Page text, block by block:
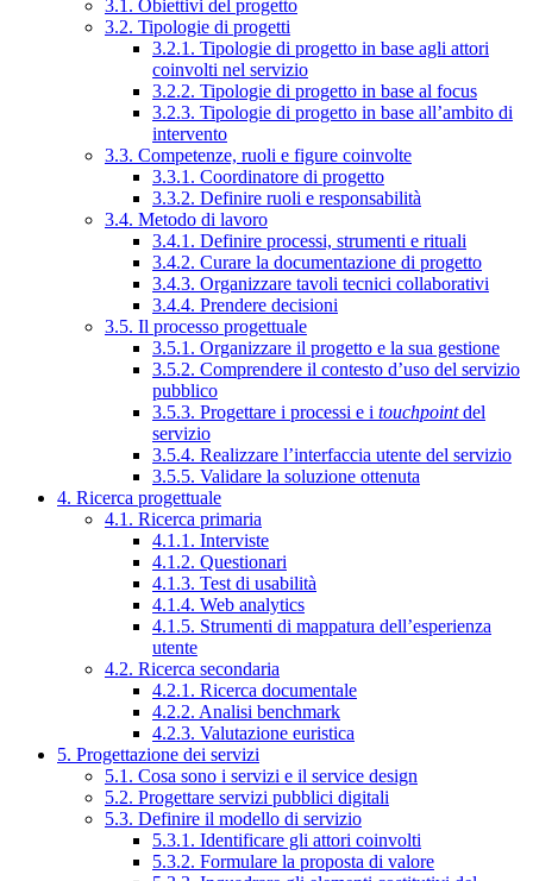
3.1. Obiettivi del progetto
3.2. Tipologie di progetti
3.2.1. Tipologie di progetto in base agli attori
coinvolti nel servizio
3.2.2. Tipologie di progetto in base al focus
3.2.3. Tipologie di progetto in base all’ambito di
intervento
3.3. Competenze, ruoli e figure coinvolte
3.3.1. Coordinatore di progetto
3.3.2. Definire ruoli e responsabilità
3.4. Metodo di lavoro
3.4.1. Definire processi, strumenti e rituali
3.4.2. Curare la documentazione di progetto
3.4.3. Organizzare tavoli tecnici collaborativi
3.4.4. Prendere decisioni
3.5. Il processo progettuale
3.5.1. Organizzare il progetto e la sua gestione
3.5.2. Comprendere il contesto d’uso del servizio
pubblico
3.5.3. Progettare i processi e i touchpointdel
servizio
3.5.4. Realizzare l’interfaccia utente del servizio
3.5.5. Validare la soluzione ottenuta
4. Ricerca progettuale
4.1. Ricerca primaria
4.1.1. Interviste
4.1.2. Questionari
4.1.3. Test di usabilità
4.1.4. Web analytics
4.1.5. Strumenti di mappatura dell’esperienza
utente
4.2. Ricerca secondaria
4.2.1. Ricerca documentale
4.2.2. Analisi benchmark
4.2.3. Valutazione euristica
5. Progettazione dei servizi
5.1. Cosa sono i servizi e il service design
5.2. Progettare servizi pubblici digitali
5.3. Definire il modello di servizio
5.3.1. Identificare gli attori coinvolti
5.3.2. Formulare la proposta di valore